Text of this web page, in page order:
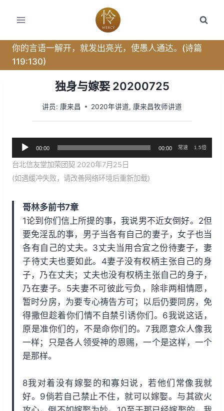
你的言语一解开，就发出亮光，使愚人通达。(诗篇
119:130)
独身与嫁娶 20200725
讲员: 康来昌 2020年讲道, 康来昌牧师讲道
频
播
放
00:00 00:00 常速 1.5倍
台北信友堂加荣团契 2020年7月25日
(如遇缓冲失败，请改善网络环境后重新加载)
哥林多前书7章
1论到你们信上所提的事，我说男不近女倒好。2但
要免淫乱的事，男子当各有自己的妻子，女子也当
各有自己的丈夫。3丈夫当用合宜之份待妻子，妻
子待丈夫也要如此。4妻子没有权柄主张自己的身
子，乃在丈夫；丈夫也没有权柄主张自己的身子，
乃在妻子。5夫妻不可彼此亏负，除非两相情愿，
暂时分房，为要专心祷告方可；以后仍要同房，免
得撒但趁着你们情不自禁引诱你们。6我说这话，
原是准你们的，不是命你们的。7我愿意众人像我
一样；只是各人领受神的恩赐，一个是这样，一个
是那样。
8我对着没有嫁娶的和寡妇说，若他们常像我就
好。9倘若自己禁止不住，就可以嫁娶。与其欲火